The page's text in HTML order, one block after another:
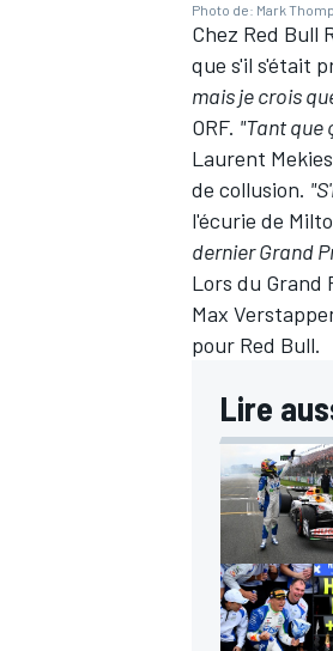
AUTRES
Photo de: Mark
Chez Red Bull
que s'il s'était
mais je crois
ORF. "Tant que
Laurent
de collusion.
l'écurie de
dernier Grand
Lors du Grand
Max
pour Red Bull.
Lire